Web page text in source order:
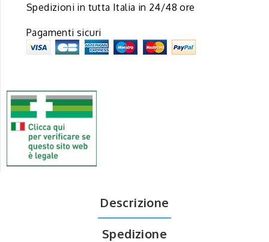
Spedizioni in tutta Italia in 24/48 ore
Pagamenti sicuri
Descrizione
Spedizione